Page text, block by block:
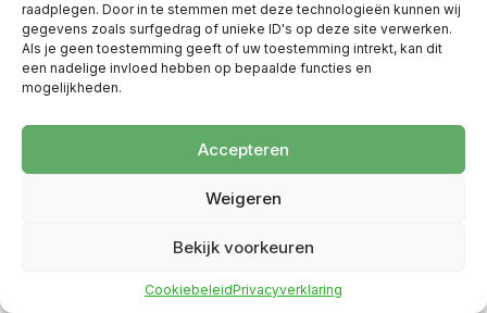
raadplegen. Door in te stemmen met deze technologieën kunnen wij
gegevens zoals surfgedrag of unieke ID's op deze site verwerken.
Als je geen toestemming geeft of uw toestemming intrekt, kan dit
een nadelige invloed hebben op bepaalde functies en
mogelijkheden.
Accepteren
Weigeren
Bekijk voorkeuren
CookiebeleidPrivacyverklaring